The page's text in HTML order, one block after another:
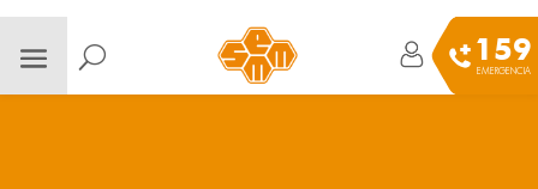
159
EMERGENCIA